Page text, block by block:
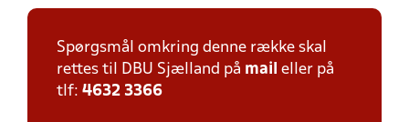
Spørgsmål omkring denne række skal
rettes til DBU Sjælland på mail eller på
tlf: 4632 3366